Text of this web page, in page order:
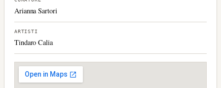
Arianna Sartori
ARTISTI
Tindaro Calia